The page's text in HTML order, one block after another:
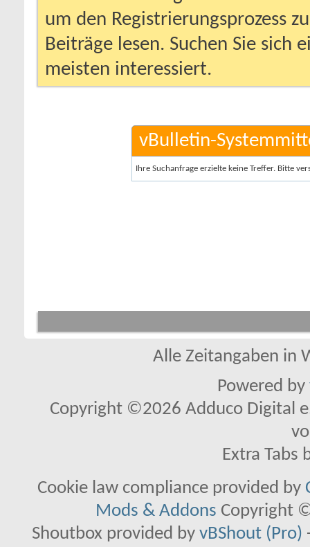
um den Registrierungsprozess
Beiträge lesen. Suchen Sie sich
meisten interessiert.
vBulletin-
Ihre Suchanfrage erzielte keine Treffer. Bitte
Alle Zeitangaben in
Powered by
Copyright ©2026 Adduco Digital
Extra Tabs
Cookie law compliance provided by
Mods & Addons Copyright
Shoutbox provided by vBShout (Pro)